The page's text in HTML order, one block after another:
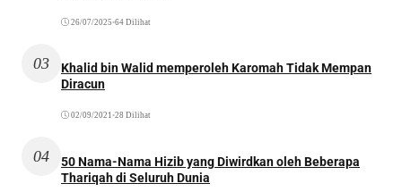
26/07/2025 •64 Dilihat
03
Khalid bin Walid memperoleh Karomah Tidak Mempan
Diracun
02/09/2021 •28 Dilihat
04
50 Nama-Nama Hizib yang Diwirdkan oleh Beberapa
Thariqah di Seluruh Dunia